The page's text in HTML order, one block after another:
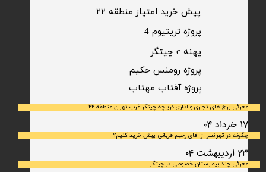
معرفی برج های تجاری و اداری دریاچه چیتگر غرب تهران منطقه ۲۲
۱۷ خرداد ۰۴
چگونه در تهرانسر از آقای رحیم قربانی پیش خرید کنیم؟
۲۳ اردیبهشت ۰۴
معرفی چند بیمارستان خصوصی در چیتگر
پیش خرید امتیاز منطقه ۲۲​​​​​​​
​پروژه آفتاب مهتاب
پروژه رومنس حکیم
پهنه c چیتگر
پروژه تریتیوم 4